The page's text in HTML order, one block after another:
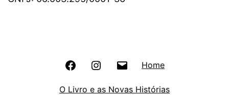
Facebook
–
Instagram
– mail
Home
O Livro e as Novas Histórias